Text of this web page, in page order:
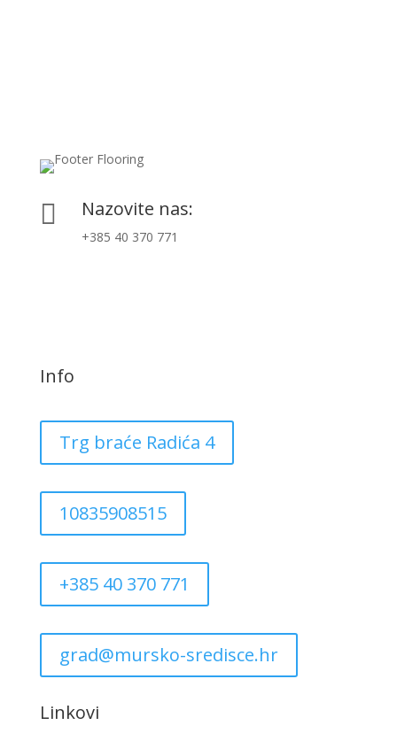
 Nazovite nas:
+385 40 370 771
Info
Trg braće Radića 4
10835908515
+385 40 370 771
grad@mursko-sredisce.hr
Linkovi